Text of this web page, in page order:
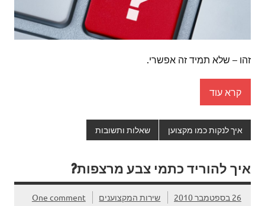
זהו – שלא תמיד זה אפשרי.
קרא עוד
איך לנקות כמו מקצוען שאלות ותשובות
איך להוריד כתמי צבע מרצפות?
26 בספטמבר 2010 שירות המקצוענים One comment